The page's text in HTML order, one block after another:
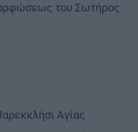
του Σωτήρος
Αγίας